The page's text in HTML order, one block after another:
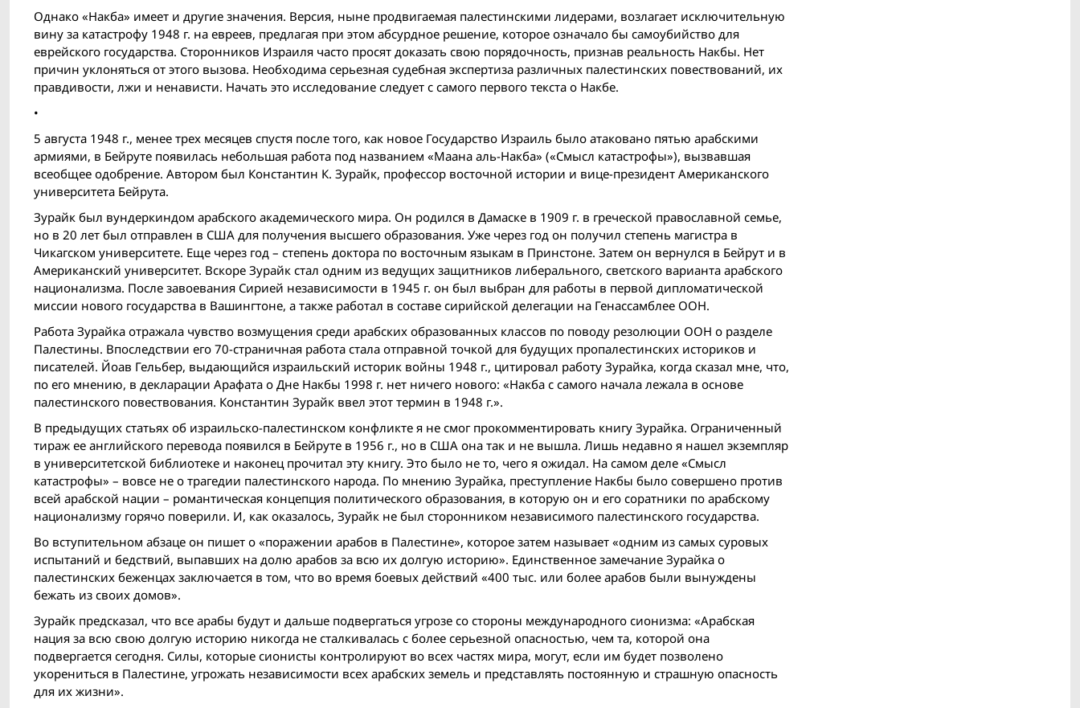
Однако «Накба» имеет и другие значения. Версия, ныне продвигаемая палестинскими лидерами, возлагает исключительную
вину за катастрофу 1948 г. на евреев, предлагая при этом абсурдное решение, которое означало бы самоубийство для
еврейского государства. Сторонников Израиля часто просят доказать свою порядочность, признав реальность Накбы. Нет
причин уклоняться от этого вызова. Необходима серьезная судебная экспертиза различных палестинских повествований, их
правдивости, лжи и ненависти. Начать это исследование следует с самого первого текста о Накбе.
•
5 августа 1948 г., менее трех месяцев спустя после того, как новое Государство Израиль было атаковано пятью арабскими
армиями, в Бейруте появилась небольшая работа под названием «Маана аль-Накба» («Смысл катастрофы»), вызвавшая
всеобщее одобрение. Автором был Константин К. Зурайк, профессор восточной истории и вице-президент Американского
университета Бейрута.
Зурайк был вундеркиндом арабского академического мира. Он родился в Дамаске в 1909 г. в греческой православной семье,
но в 20 лет был отправлен в США для получения высшего образования. Уже через год он получил степень магистра в
Чикагском университете. Еще через год – степень доктора по восточным языкам в Принстоне. Затем он вернулся в Бейрут и в
Американский университет. Вскоре Зурайк стал одним из ведущих защитников либерального, светского варианта арабского
национализма. После завоевания Сирией независимости в 1945 г. он был выбран для работы в первой дипломатической
миссии нового государства в Вашингтоне, а также работал в составе сирийской делегации на Генассамблее ООН.
Работа Зурайка отражала чувство возмущения среди арабских образованных классов по поводу резолюции ООН о разделе
Палестины. Впоследствии его 70-страничная работа стала отправной точкой для будущих пропалестинских историков и
писателей. Йоав Гельбер, выдающийся израильский историк вой­ны 1948 г., цитировал работу Зурайка, когда сказал мне, что,
по его мнению, в декларации Арафата о Дне Накбы 1998 г. нет ничего нового: «Накба с самого начала лежала в основе
палестинского повествования. Константин Зурайк ввел этот термин в 1948 г.».
В предыдущих статьях об израильско-палестинском конфликте я не смог прокомментировать книгу Зурайка. Ограниченный
тираж ее английского перевода появился в Бейруте в 1956 г., но в США она так и не вышла. Лишь недавно я нашел экземп­ляр
в университетской библиотеке и наконец прочитал эту книгу. Это было не то, чего я ожидал. На самом деле «Смысл
катастрофы» – вовсе не о трагедии палестинского народа. По мнению Зурайка, преступление Накбы было совершено против
всей арабской нации – романтическая концепция политического образования, в которую он и его соратники по арабскому
национализму горячо поверили. И, как оказалось, Зурайк не был сторонником независимого палестинского государства.
Во вступительном абзаце он пишет о «поражении арабов в Палестине», которое затем называет «одним из самых суровых
испытаний и бедствий, выпавших на долю арабов за всю их долгую историю». Единственное замечание Зурайка о
палестинских беженцах заключается в том, что во время боевых действий «400 тыс. или более арабов были вынуждены
бежать из своих домов».
Зурайк предсказал, что все арабы будут и дальше подвергаться угрозе со стороны международного сионизма: «Арабская
нация за всю свою долгую историю никогда не сталкивалась с более серьезной опасностью, чем та, которой она
подвергается сегодня. Силы, которые сионисты контролируют во всех частях мира, могут, если им будет позволено
укорениться в Палестине, угрожать независимости всех арабских земель и представлять постоянную и страшную опасность
для их жизни».